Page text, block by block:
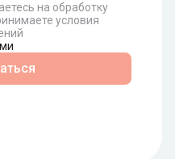
на обработку
условия